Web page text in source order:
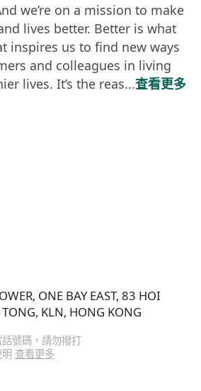
we’re on a mission to make
lives better. Better is what
inspires us to find new ways
and colleagues in living
lives. It’s the reas...查看更多
ONE BAY EAST, 83 HOI
KLN, HONG KONG
號碼，請勿撥打
查看更多